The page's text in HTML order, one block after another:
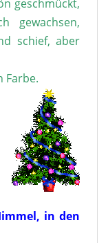
geschmückt,
gewachsen,
schief, aber
Farbe.
in den